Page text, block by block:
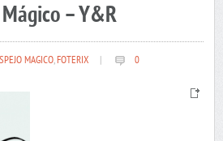
– Y&R
MAGICO,FOTERIX 0